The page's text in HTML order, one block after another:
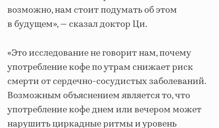
возможно, нам стоит подумать об этом
в будущем», — сказал доктор Ци.
«Это исследование не говорит нам, почему
употребление кофе по утрам снижает риск
смерти от сердечно-сосудистых заболеваний.
Возможным объяснением является то, что
употребление кофе днем ​​или вечером может
нарушить циркадные ритмы и уровень